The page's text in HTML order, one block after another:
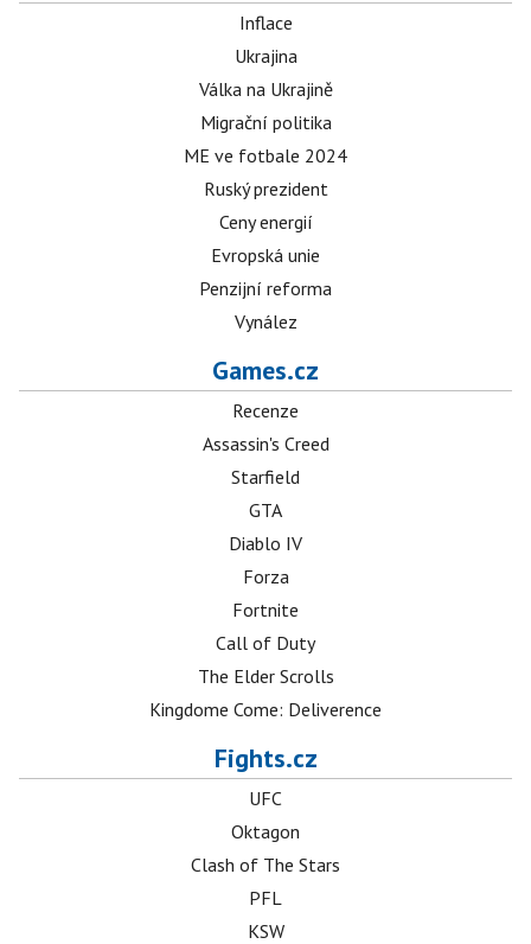
Inflace
Ukrajina
Válka na Ukrajině
Migrační politika
ME ve fotbale 2024
Ruský prezident
Ceny energií
Evropská unie
Penzijní reforma
Vynález
Games.cz
Recenze
Assassin's Creed
Starfield
GTA
Diablo IV
Forza
Fortnite
Call of Duty
The Elder Scrolls
Kingdome Come: Deliverence
Fights.cz
UFC
Oktagon
Clash of The Stars
PFL
KSW